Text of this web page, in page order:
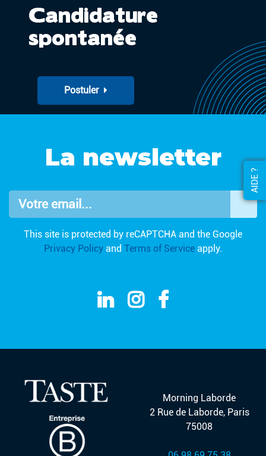
Candidature
spontanée
Postuler
La newsletter
Votre email... OK
This site is protected by reCAPTCHA and the Google
Privacy Policy and Terms of Service apply.
Morning Laborde
2 Rue de Laborde, Paris
75008
AIDE ?